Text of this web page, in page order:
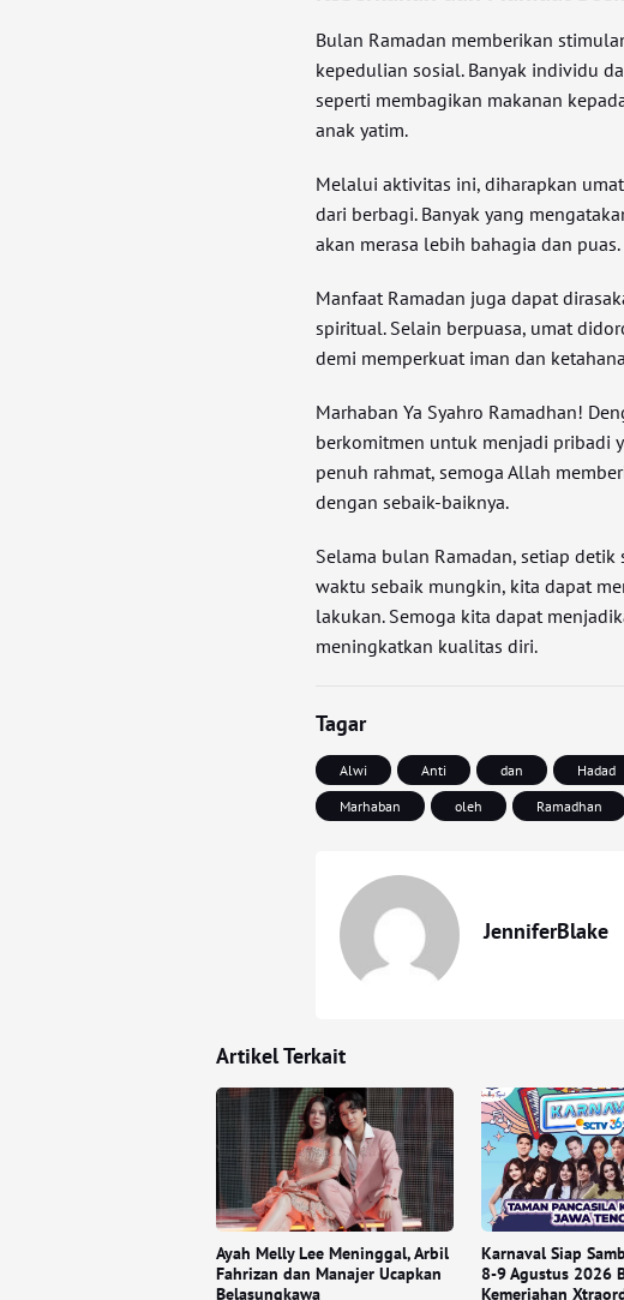
Bulan Ramadan memberikan
kepedulian sosial. Banyak individu
seperti membagikan makanan
anak yatim.
Melalui aktivitas ini, diharapkan
dari berbagi. Banyak yang
akan merasa lebih bahagia dan puas.
Manfaat Ramadan juga dapat
spiritual. Selain berpuasa, umat
demi memperkuat iman dan
Marhaban Ya Syahro Ramadhan!
berkomitmen untuk menjadi pribadi
penuh rahmat, semoga Allah
dengan sebaik-baiknya.
Selama bulan Ramadan, setiap
waktu sebaik mungkin, kita dapat
lakukan. Semoga kita dapat
meningkatkan kualitas diri.
Tagar
Alwi Anti dan Hadad
Marhaban
oleh Ramadhan
JenniferBlake
Artikel Terkait
Ayah Melly Lee Meninggal, Arbil
Fahrizan dan Manajer Ucapkan
Belasungkawa
Karnaval Siap
8-9 Agustus 2026
Kemeriahan